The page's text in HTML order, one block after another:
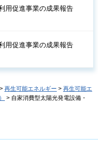
用促進事業の成果報告
用促進事業の成果報告
> 再生可能エネルギー > 再生可能エ
> 自家消費型太陽光発電設備・